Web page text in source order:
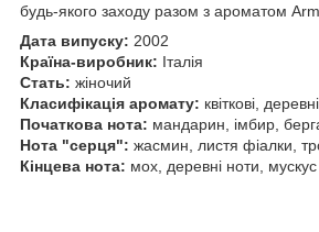
будь-якого заходу разом з ароматом
Дата випуску: 2002
Країна-виробник: Італія
Стать: жіночий
Класифікація аромату: квіткові, деревні
Початкова нота: мандарин, імбир,
Нота "серця": жасмин, листя фіалки,
Кінцева нота: мох, деревні ноти, мускус